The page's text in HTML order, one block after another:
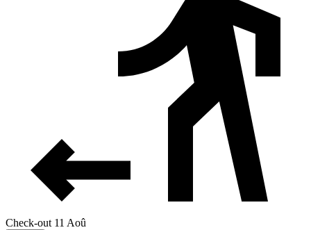
Check-out 11 Aoû